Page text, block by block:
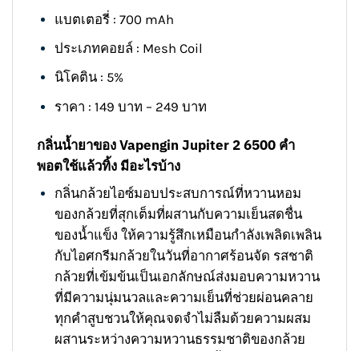
แบตเตอรี่ : 700 mAh
ประเภทคอยล์ : Mesh Coil
นิโคติน : 5%
ราคา : 149 บาท – 249 บาท
กลิ่นน้ำยาของ Vapengin Jupiter 2 6500 คำ
พอตใช้แล้วทิ้ง มีอะไรบ้าง
กลิ่นกล้วยไอซ์มอบประสบการณ์ที่หวานหอม
ของกล้วยที่สุกเต็มที่ผสานกับความเย็นสดชื่น
ของน้ำแข็ง ให้ความรู้สึกเหมือนกำลังเพลิดเพลิน
กับไอศกรีมกล้วยในวันที่อากาศร้อนจัด รสชาติ
กล้วยที่เข้มข้นเป็นเอกลักษณ์ส่งมอบความหวาน
ที่มีความนุ่มนวลและความเย็นที่ช่วยผ่อนคลาย
ทุกคำสูบชวนให้คุณจดจำไม่ลืมด้วยความผสม
ผสานระหว่างความหวานธรรมชาติของกล้วย